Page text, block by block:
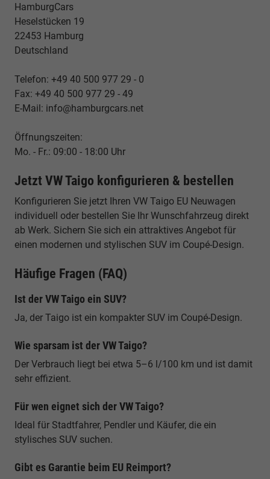
HamburgCars
Heselstücken 19
22453 Hamburg
Deutschland
Telefon: +49 40 500 977 29 - 0
Fax: +49 40 500 977 29 - 49
E-Mail: info@hamburgcars.net
Öffnungszeiten:
Mo. - Fr.: 09:00 - 18:00 Uhr
Jetzt VW Taigo konfigurieren & bestellen
Konfigurieren Sie jetzt Ihren VW Taigo EU Neuwagen
individuell oder bestellen Sie Ihr Wunschfahrzeug direkt
ab Werk. Sichern Sie sich ein attraktives Angebot für
einen modernen und stylischen SUV im Coupé-Design.
Häufige Fragen (FAQ)
Ist der VW Taigo ein SUV?
Ja, der Taigo ist ein kompakter SUV im Coupé-Design.
Wie sparsam ist der VW Taigo?
Der Verbrauch liegt bei etwa 5–6 l/100 km und ist damit
sehr effizient.
Für wen eignet sich der VW Taigo?
Ideal für Stadtfahrer, Pendler und Käufer, die ein
stylisches SUV suchen.
Gibt es Garantie beim EU Reimport?